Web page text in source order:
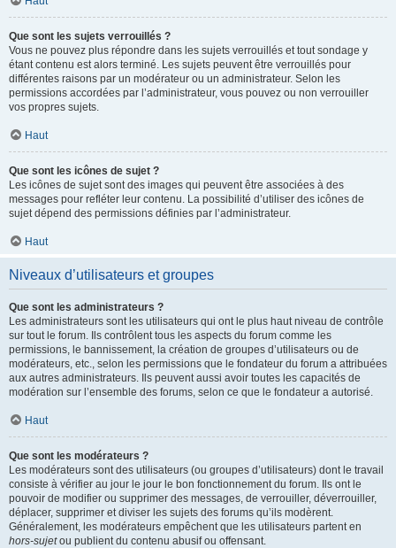
Que sont les sujets verrouillés ?
Vous ne pouvez plus répondre dans les sujets verrouillés et tout sondage y
étant contenu est alors terminé. Les sujets peuvent être verrouillés pour
différentes raisons par un modérateur ou un administrateur. Selon les
permissions accordées par l’administrateur, vous pouvez ou non verrouiller
vos propres sujets.
Haut
Que sont les icônes de sujet ?
Les icônes de sujet sont des images qui peuvent être associées à des
messages pour refléter leur contenu. La possibilité d’utiliser des icônes de
sujet dépend des permissions définies par l’administrateur.
Haut
Niveaux d’utilisateurs et groupes
Que sont les administrateurs ?
Les administrateurs sont les utilisateurs qui ont le plus haut niveau de contrôle
sur tout le forum. Ils contrôlent tous les aspects du forum comme les
permissions, le bannissement, la création de groupes d’utilisateurs ou de
modérateurs, etc., selon les permissions que le fondateur du forum a attribuées
aux autres administrateurs. Ils peuvent aussi avoir toutes les capacités de
modération sur l’ensemble des forums, selon ce que le fondateur a autorisé.
Haut
Que sont les modérateurs ?
Les modérateurs sont des utilisateurs (ou groupes d’utilisateurs) dont le travail
consiste à vérifier au jour le jour le bon fonctionnement du forum. Ils ont le
pouvoir de modifier ou supprimer des messages, de verrouiller, déverrouiller,
déplacer, supprimer et diviser les sujets des forums qu’ils modèrent.
Généralement, les modérateurs empêchent que les utilisateurs partent en
hors-sujetou publient du contenu abusif ou offensant.